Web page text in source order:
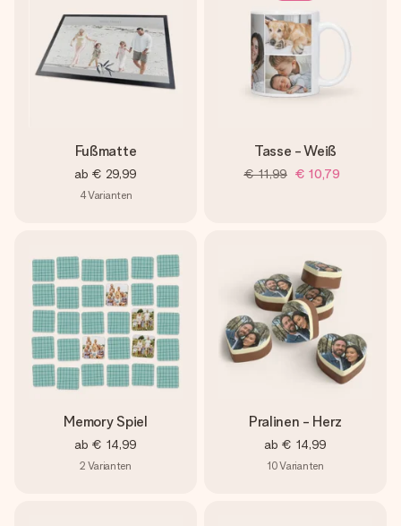
Fußmatte
ab € 29,99
4Varianten
Tasse - Weiß
€ 11,99 € 10,79
Memory Spiel
ab € 14,99
2 Varianten
Pralinen - Herz
ab € 14,99
10Varianten